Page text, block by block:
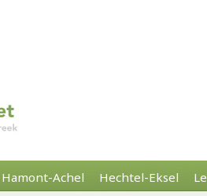
Hamont-Achel Hechtel-Eksel